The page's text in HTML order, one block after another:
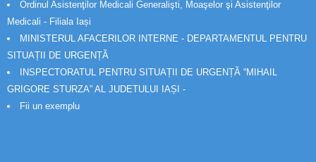
Ordinul Asistenţilor Medicali Generalişti, Moaşelor şi Asistenţilor
Medicali - Filiala Iași
MINISTERUL AFACERILOR INTERNE - DEPARTAMENTUL PENTRU
SITUAȚII DE URGENȚĂ
INSPECTORATUL PENTRU SITUAȚII DE URGENȚĂ “MIHAIL
GRIGORE STURZA” AL JUDETULUI IAȘI -
Fii un exemplu